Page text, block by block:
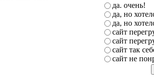
да. очень!
да, но
да, но
сайт
сайт
сайт так
сайт не